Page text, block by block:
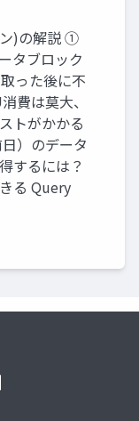
)の解説 ①
タブロック
った後に不
費は莫大、
トがかかる
）のデータ
するには？
る Query